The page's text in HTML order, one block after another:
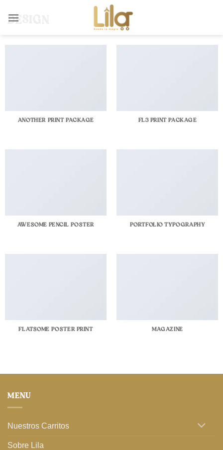
DESIGN
ANOTHER PRINT PACKAGE FL3 PRINT PACKAGE
AWESOME PENCIL POSTER PORTFOLIO TYPOGRAPHY
FLATSOME POSTER PRINT MAGAZINE
MENU
Nuestros Carritos
Sobre Lila